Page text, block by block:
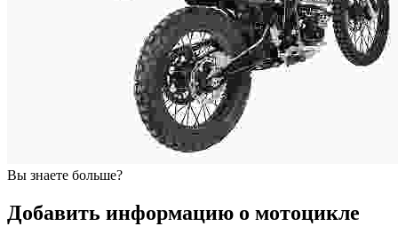
Вы знаете больше?
Добавить информацию о мотоцикле